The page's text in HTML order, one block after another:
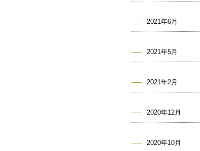
2021年6月
2021年5月
2021年2月
2020年12月
2020年10月